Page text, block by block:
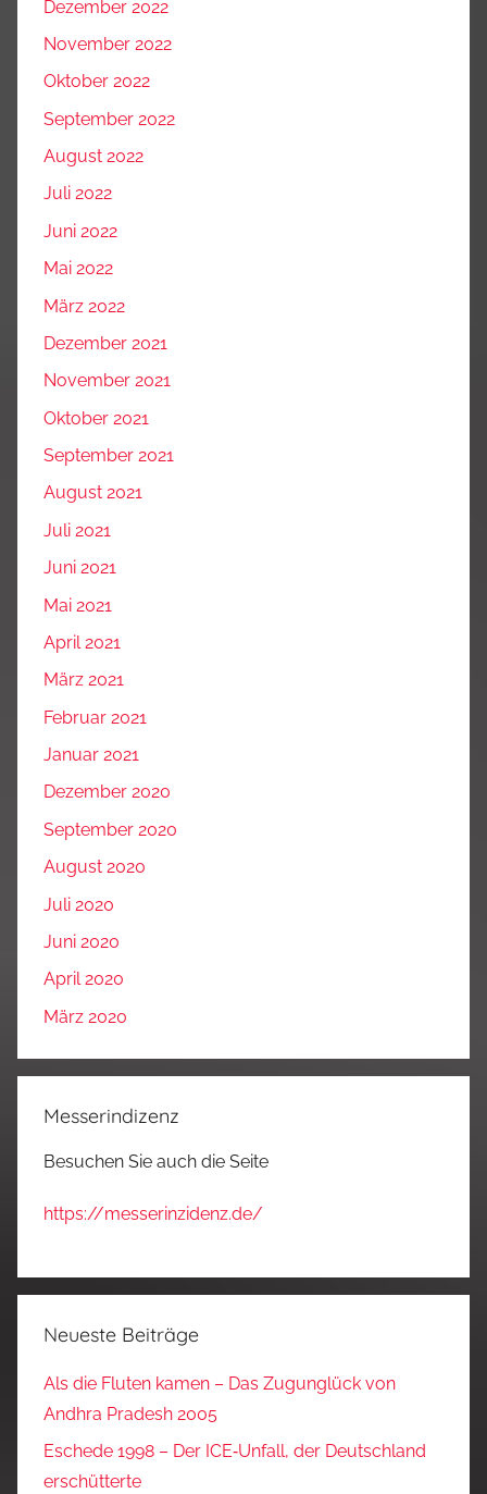
Dezember 2022
November 2022
Oktober 2022
September 2022
August 2022
Juli 2022
Juni 2022
Mai 2022
März 2022
Dezember 2021
November 2021
Oktober 2021
September 2021
August 2021
Juli 2021
Juni 2021
Mai 2021
April 2021
März 2021
Februar 2021
Januar 2021
Dezember 2020
September 2020
August 2020
Juli 2020
Juni 2020
April 2020
März 2020
Messerindizenz
Besuchen Sie auch die Seite
https://messerinzidenz.de/
Neueste Beiträge
Als die Fluten kamen – Das Zugunglück von
Andhra Pradesh 2005
Eschede 1998 – Der ICE‑Unfall, der Deutschland
erschütterte